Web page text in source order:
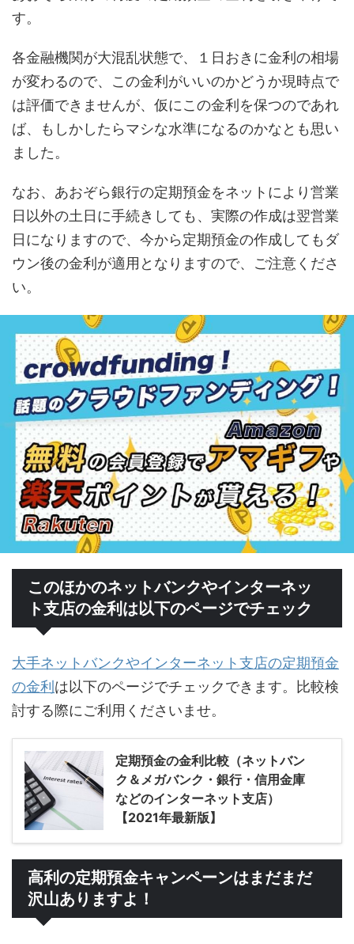
す。
各金融機関が大混乱状態で、１日おきに金利の相場
が変わるので、この金利がいいのかどうか現時点で
は評価できませんが、仮にこの金利を保つのであれ
ば、もしかしたらマシな水準になるのかなとも思い
ました。
なお、あおぞら銀行の定期預金をネットにより営業
日以外の土日に手続きしても、実際の作成は翌営業
日になりますので、今から定期預金の作成してもダ
ウン後の金利が適用となりますので、ご注意くださ
い。
このほかのネットバンクやインターネッ
ト支店の金利は以下のページでチェック
大手ネットバンクやインターネット支店の定期預金
の金利 は以下のページでチェックできます。比較検
討する際にご利用くださいませ。
定期預金の金利比較（ネットバン
ク＆メガバンク・銀行・信用金庫
などのインターネット支店）
【2021年最新版】
高利の定期預金キャンペーンはまだまだ
沢山ありますよ！